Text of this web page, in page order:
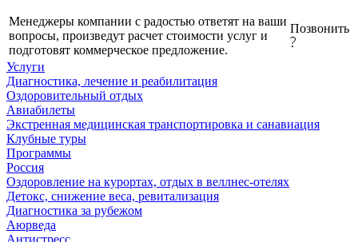
Менеджеры компании с радостью ответят на ваши
вопросы, произведут расчет стоимости услуг и
подготовят коммерческое предложение.
Позвонить
Услуги
Диагностика, лечение и реабилитация
Оздоровительный отдых
Авиабилеты
Экстренная медицинская транспортировка и санавиация
Клубные туры
Программы
Россия
Оздоровление на курортах, отдых в веллнес-отелях
Детокс, снижение веса, ревитализация
Диагностика за рубежом
Аюрведа